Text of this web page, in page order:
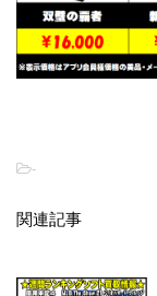
-
関連記事